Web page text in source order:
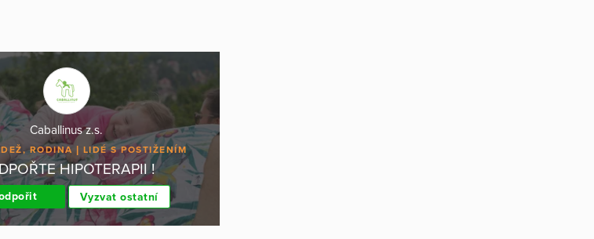
Caballinus z.s.
RODINA LIDÉ S POSTIŽENÍM
HIPOTERAPII !
Vyzvat ostatní